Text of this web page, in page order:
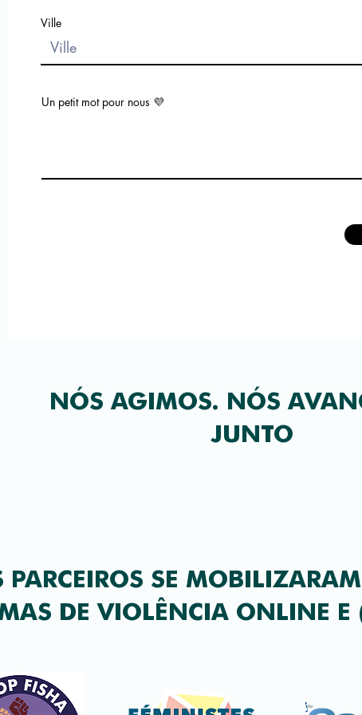
Ville
Un petit mot pour nous 💜
NÓS AGIMOS. NÓS
JUNTO
PARCEIROS SE
DE VIOLÊNCIA ONLINE E